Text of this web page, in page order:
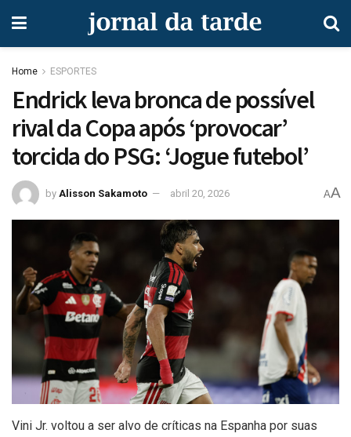
Home ESPORTES
Endrick leva bronca de possível
rival da Copa após ‘provocar’
torcida do PSG: ‘Jogue futebol’
by Alisson Sakamoto abril 20, 2026 AA
Vini Jr. voltou a ser alvo de críticas na Espanha por suas